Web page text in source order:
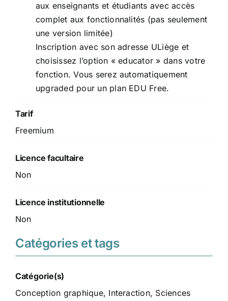
aux enseignants et étudiants avec accès
complet aux fonctionnalités (pas seulement
une version limitée)
Inscription avec son adresse ULiège et
choisissez l’option « educator » dans votre
fonction. Vous serez automatiquement
upgraded pour un plan EDU Free.
Tarif
Freemium
Licence facultaire
Non
Licence institutionnelle
Non
Catégories et tags
Catégorie(s)
Conception graphique, Interaction, Sciences